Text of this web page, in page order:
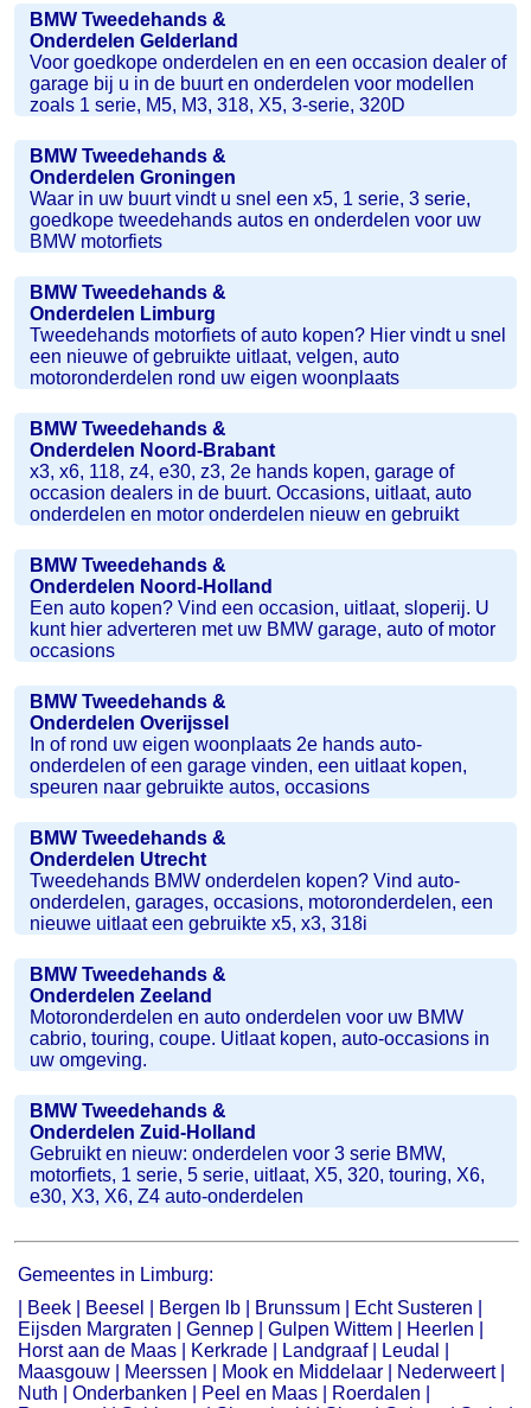
BMW Tweedehands &
Onderdelen Gelderland
Voor goedkope onderdelen en en een occasion dealer of
garage bij u in de buurt en onderdelen voor modellen
zoals 1 serie, M5, M3, 318, X5, 3-serie, 320D
BMW Tweedehands &
Onderdelen Groningen
Waar in uw buurt vindt u snel een x5, 1 serie, 3 serie,
goedkope tweedehands autos en onderdelen voor uw
BMW motorfiets
BMW Tweedehands &
Onderdelen Limburg
Tweedehands motorfiets of auto kopen? Hier vindt u snel
een nieuwe of gebruikte uitlaat, velgen, auto
motoronderdelen rond uw eigen woonplaats
BMW Tweedehands &
Onderdelen Noord-Brabant
x3, x6, 118, z4, e30, z3, 2e hands kopen, garage of
occasion dealers in de buurt. Occasions, uitlaat, auto
onderdelen en motor onderdelen nieuw en gebruikt
BMW Tweedehands &
Onderdelen Noord-Holland
Een auto kopen? Vind een occasion, uitlaat, sloperij. U
kunt hier adverteren met uw BMW garage, auto of motor
occasions
BMW Tweedehands &
Onderdelen Overijssel
In of rond uw eigen woonplaats 2e hands auto-
onderdelen of een garage vinden, een uitlaat kopen,
speuren naar gebruikte autos, occasions
BMW Tweedehands &
Onderdelen Utrecht
Tweedehands BMW onderdelen kopen? Vind auto-
onderdelen, garages, occasions, motoronderdelen, een
nieuwe uitlaat een gebruikte x5, x3, 318i
BMW Tweedehands &
Onderdelen Zeeland
Motoronderdelen en auto onderdelen voor uw BMW
cabrio, touring, coupe. Uitlaat kopen, auto-occasions in
uw omgeving.
BMW Tweedehands &
Onderdelen Zuid-Holland
Gebruikt en nieuw: onderdelen voor 3 serie BMW,
motorfiets, 1 serie, 5 serie, uitlaat, X5, 320, touring, X6,
e30, X3, X6, Z4 auto-onderdelen
Gemeentes in Limburg:
Beek Beesel Bergen lb Brunssum Echt Susteren
Eijsden Margraten |Gennep |Gulpen Wittem Heerlen
Horst aan de Maas
Kerkrade Landgraaf| Leudal
Maasgouw
Meerssen Mook en Middelaar Nederweert|
Nuth |Onderbanken Peel en Maas Roerdalen